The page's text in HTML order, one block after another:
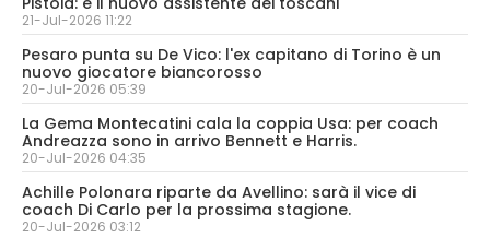
21-Jul-2026 11:22
Pesaro punta su De Vico: l'ex capitano di Torino è un
nuovo giocatore biancorosso
20-Jul-2026 05:39
La Gema Montecatini cala la coppia Usa: per coach
Andreazza sono in arrivo Bennett e Harris.
20-Jul-2026 04:35
Achille Polonara riparte da Avellino: sarà il vice di
coach Di Carlo per la prossima stagione.
20-Jul-2026 03:12